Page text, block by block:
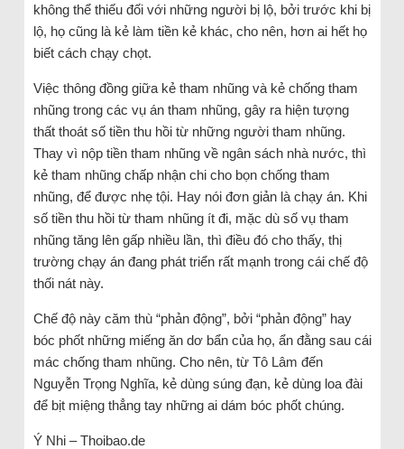
không thể thiếu đối với những người bị lộ, bởi trước khi bị
lộ, họ cũng là kẻ làm tiền kẻ khác, cho nên, hơn ai hết họ
biết cách chạy chọt.
Việc thông đồng giữa kẻ tham nhũng và kẻ chống tham
nhũng trong các vụ án tham nhũng, gây ra hiện tượng
thất thoát số tiền thu hồi từ những người tham nhũng.
Thay vì nộp tiền tham nhũng về ngân sách nhà nước, thì
kẻ tham nhũng chấp nhận chi cho bọn chống tham
nhũng, để được nhẹ tội. Hay nói đơn giản là chạy án. Khi
số tiền thu hồi từ tham nhũng ít đi, mặc dù số vụ tham
nhũng tăng lên gấp nhiều lần, thì điều đó cho thấy, thị
trường chạy án đang phát triển rất mạnh trong cái chế độ
thối nát này.
Chế độ này căm thù “phản động”, bởi “phản động” hay
bóc phốt những miếng ăn dơ bẩn của họ, ẩn đằng sau cái
mác chống tham nhũng. Cho nên, từ Tô Lâm đến
Nguyễn Trọng Nghĩa, kẻ dùng súng đạn, kẻ dùng loa đài
để bịt miệng thẳng tay những ai dám bóc phốt chúng.
Ý Nhi – Thoibao.de